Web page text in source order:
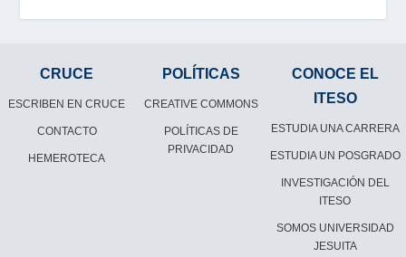
CRUCE
ESCRIBEN EN CRUCE
CONTACTO
HEMEROTECA
POLÍTICAS
CREATIVE COMMONS
POLÍTICAS DE
PRIVACIDAD
CONOCE EL
ITESO
ESTUDIA UNA CARRERA
ESTUDIA UN POSGRADO
INVESTIGACIÓN DEL
ITESO
SOMOS UNIVERSIDAD
JESUITA